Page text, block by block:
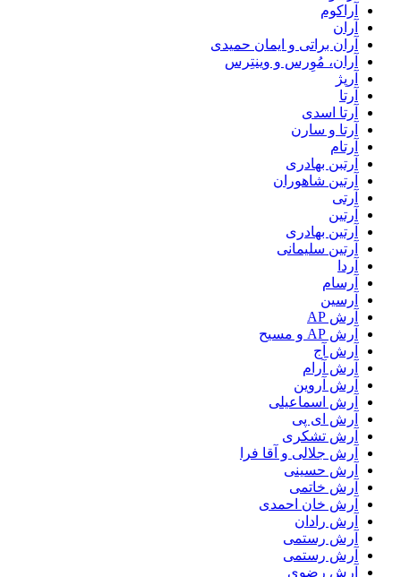
آراکوم
آران
آران براتی و ایمان حمیدی
آران، مُوِرس و وینتِرس
آرپژ
آرتا
آرتا اسدی
آرتا و سارن
آرتام
آرتبن بهادری
آرتين شاهوران
آرتی
آرتین
آرتین بهادری
آرتین سلیمانی
آردا
آرسام
آرسین
آرش AP
آرش AP و مسیح
آرش آج
آرش آرام
آرش آروین
آرش اسماعیلی
آرش ای پی
آرش تشکری
آرش جلالی و آقا فرا
آرش حسینی
آرش خاتمی
آرش خان احمدی
آرش رادان
آرش رستمى
آرش رستمی
آرش رضوی